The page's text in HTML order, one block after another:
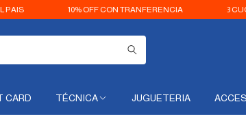
10% OFF CON TRANFERENCIA 3 CUOTAS SIN
CARD TÉCNICA JUGUETERIA